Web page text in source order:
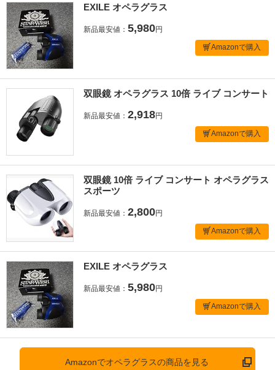
EXILE オペラグラス
新品最安値： 5,980円
Amazonで購入
双眼鏡 オペラグラス 10倍 ライブ コンサート
新品最安値： 2,918円
Amazonで購入
双眼鏡 10倍 ライブ コンサート オペラグラス
スポーツ
新品最安値： 2,800円
Amazonで購入
EXILE オペラグラス
新品最安値： 5,980円
Amazonで購入
Amazonでオペラグラスの商品を見る